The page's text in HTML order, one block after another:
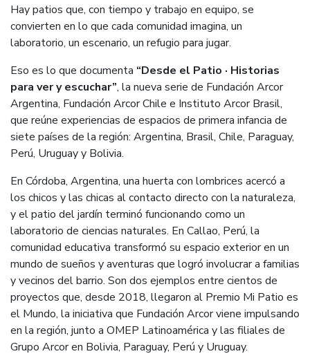
Hay patios que, con tiempo y trabajo en equipo, se
convierten en lo que cada comunidad imagina, un
laboratorio, un escenario, un refugio para jugar.
Eso es lo que documenta “Desde el Patio · Historias
para ver y escuchar”, la nueva serie de Fundación Arcor
Argentina, Fundación Arcor Chile e Instituto Arcor Brasil,
que reúne experiencias de espacios de primera infancia de
siete países de la región: Argentina, Brasil, Chile, Paraguay,
Perú, Uruguay y Bolivia.
En Córdoba, Argentina, una huerta con lombrices acercó a
los chicos y las chicas al contacto directo con la naturaleza,
y el patio del jardín terminó funcionando como un
laboratorio de ciencias naturales. En Callao, Perú, la
comunidad educativa transformó su espacio exterior en un
mundo de sueños y aventuras que logró involucrar a familias
y vecinos del barrio. Son dos ejemplos entre cientos de
proyectos que, desde 2018, llegaron al Premio Mi Patio es
el Mundo, la iniciativa que Fundación Arcor viene impulsando
en la región, junto a OMEP Latinoamérica y las filiales de
Grupo Arcor en Bolivia, Paraguay, Perú y Uruguay.